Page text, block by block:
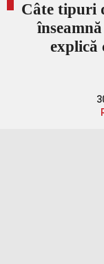
Câte tipuri
explică